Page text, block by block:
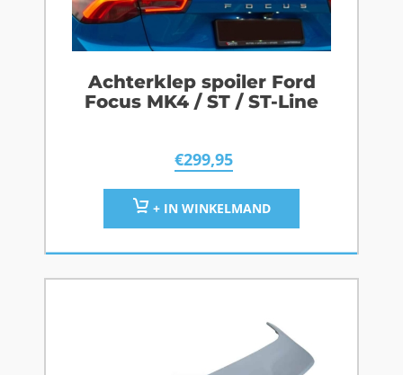
Achterklep spoiler Ford
Focus MK4 / ST / ST-Line
€299,95
+ IN WINKELMAND